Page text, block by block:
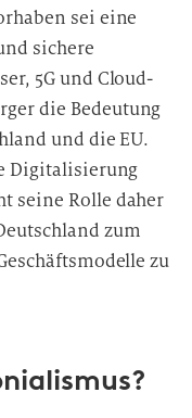
sei eine
sichere
5G und Cloud-
die Bedeutung
und die EU.
Digitalisierung
seine Rolle daher
zum
zu